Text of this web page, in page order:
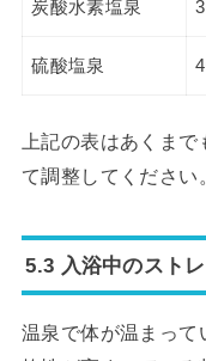
炭酸水素塩泉
硫酸塩泉
上記の表はあくま
て調整してください
5.3 入浴中のスト
温泉で体が温まって